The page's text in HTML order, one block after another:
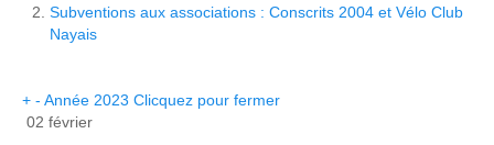
Subventions aux associations : Conscrits 2004 et Vélo Club
Nayais
+ - Année 2023 Clicquez pour fermer
02 février